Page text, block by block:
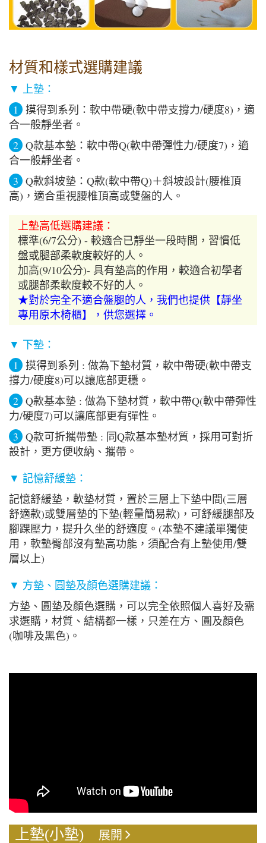
材質和樣式選購建議
▼ 上墊：
1
摸得到系列：軟中帶硬(軟中帶支撐力/硬度8)，適
合一般靜坐者。
2 Q款基本墊：軟中帶Q(軟中帶彈性力/硬度7)，適
合一般靜坐者。
3 Q款斜坡墊：Q款(軟中帶Q)＋斜坡設計(腰椎頂
高)，適合重視腰椎頂高或雙盤的人。
上墊高低選購建議：
標準(6/7公分) - 較適合已靜坐一段時間，習慣低
盤或腿部柔軟度較好的人。
加高(9/10公分)- 具有墊高的作用，較適合初學者
或腿部柔軟度較不好的人。
★對於完全不適合盤腿的人，我們也提供【靜坐
專用原木椅櫃】，供您選擇。
▼ 下墊：
1
摸得到系列 : 做為下墊材質，軟中帶硬(軟中帶支
撐力/硬度8)可以讓底部更穩。
2 Q款基本墊 : 做為下墊材質，軟中帶Q(軟中帶彈性
力/硬度7)可以讓底部更有彈性。
3 Q款可折攜帶墊 : 同Q款基本墊材質，採用可對折
設計，更方便收納、攜帶。
▼ 記憶舒緩墊：
記憶舒緩墊，軟墊材質，置於三層上下墊中間(三層
舒適款)或雙層墊的下墊(輕量簡易款)，可舒緩腿部及
腳踝壓力，提升久坐的舒適度。(本墊不建議單獨使
用，軟墊臀部沒有墊高功能，須配合有上墊使用/雙
層以上)
▼ 方墊、圓墊及顏色選購建議：
方墊、圓墊及顏色選購，可以完全依照個人喜好及需
求選購，材質、結構都一樣，只差在方、圓及顏色
(咖啡及黑色)。
上墊(小墊) 展開